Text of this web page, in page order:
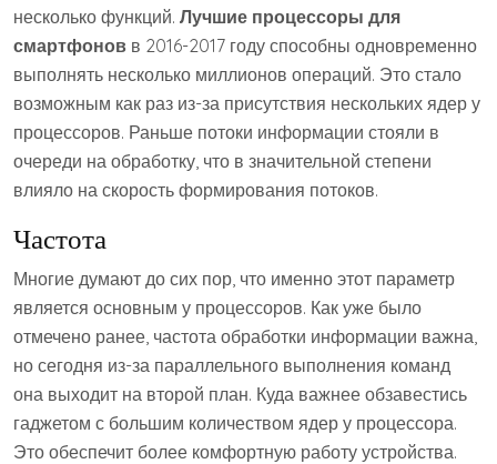
несколько функций. Лучшие процессоры для
смартфонов в 2016-2017 году способны одновременно
выполнять несколько миллионов операций. Это стало
возможным как раз из-за присутствия нескольких ядер у
процессоров. Раньше потоки информации стояли в
очереди на обработку, что в значительной степени
влияло на скорость формирования потоков.
Частота
Многие думают до сих пор, что именно этот параметр
является основным у процессоров. Как уже было
отмечено ранее, частота обработки информации важна,
но сегодня из-за параллельного выполнения команд
она выходит на второй план. Куда важнее обзавестись
гаджетом с большим количеством ядер у процессора.
Это обеспечит более комфортную работу устройства.